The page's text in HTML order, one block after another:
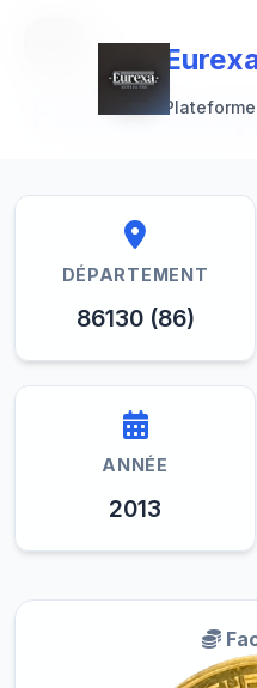
Eurexa
DÉPARTEMENT
86130 (86)
ANNÉE
2013